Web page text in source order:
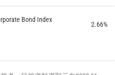
Bond Index
2.66%